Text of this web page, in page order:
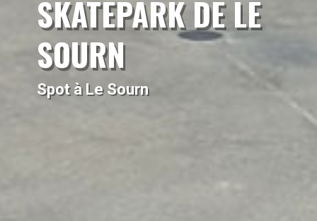
SKATEPARK DE LE
SOURN
Spot à Le Sourn